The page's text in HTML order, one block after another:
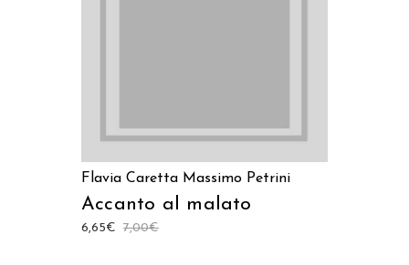
Flavia Caretta Massimo Petrini
Accanto al malato
7,00€
6,65€